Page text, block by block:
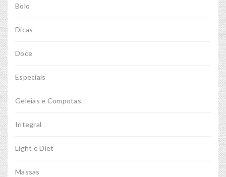
Bolo
Dicas
Doce
Especiais
Geleias e Compotas
Integral
Light e Diet
Massas